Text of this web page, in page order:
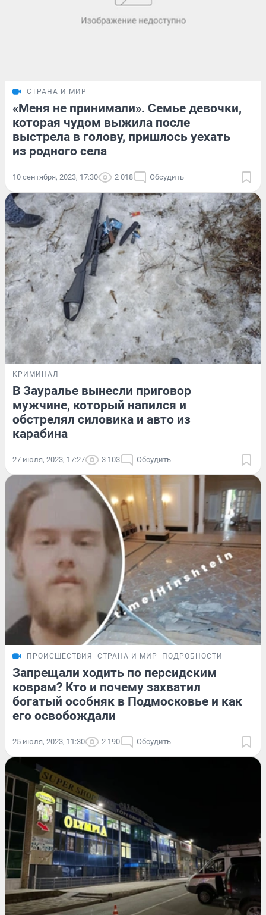
СТРАНА И МИР
«Меня не принимали». Семье девочки,
которая чудом выжила после
выстрела в голову, пришлось уехать
из родного села
10 сентября, 2023, 17:30 2 018 Обсудить
КРИМИНАЛ
В Зауралье вынесли приговор
мужчине, который напился и
обстрелял силовика и авто из
карабина
27 июля, 2023, 17:27 3 103 Обсудить
ПРОИСШЕСТВИЯ СТРАНА И МИР ПОДРОБНОСТИ
Запрещали ходить по персидским
коврам? Кто и почему захватил
богатый особняк в Подмосковье и как
его освобождали
25 июля, 2023, 11:30 2 190 Обсудить